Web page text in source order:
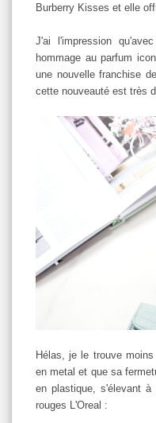
Burberry Kisses et elle
J'ai l'impression qu'avec
hommage au parfum
une nouvelle franchise
cette nouveauté est très
Hélas, je le trouve
en metal et que sa
en plastique, s'élevant
rouges L'Oreal :